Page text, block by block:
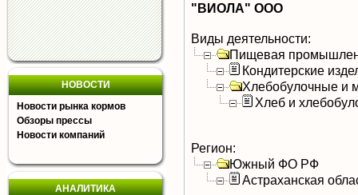
НОВОСТИ
Новости рынка кормов
Обзоры прессы
Новости компаний
АНАЛИТИКА
"ВИОЛА" ООО
Виды деятельности:
Пищевая
Кондитерские
Хлебобулочные и
Хлеб и
Регион:
Южный ФО РФ
Астраханская